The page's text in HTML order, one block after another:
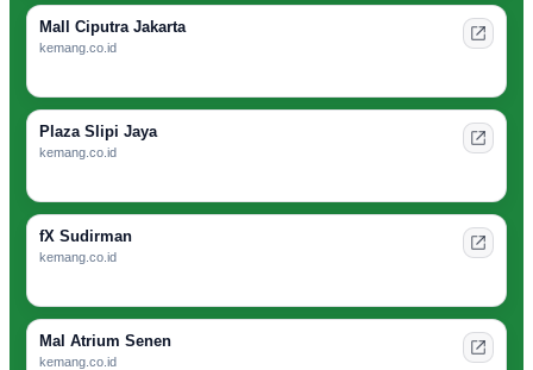
Mall Ciputra Jakarta
kemang.co.id
Plaza Slipi Jaya
kemang.co.id
fX Sudirman
kemang.co.id
Mal Atrium Senen
kemang.co.id